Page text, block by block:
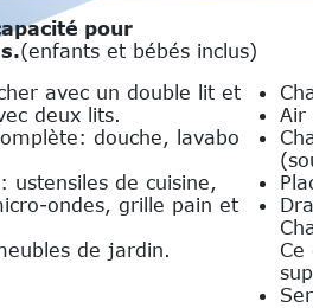
pour
(enfants et bébés inclus)
avec un double lit et
deux lits.
douche, lavabo
ustensiles de cuisine,
ondes, grille pain et
de jardin.
Air
Ce